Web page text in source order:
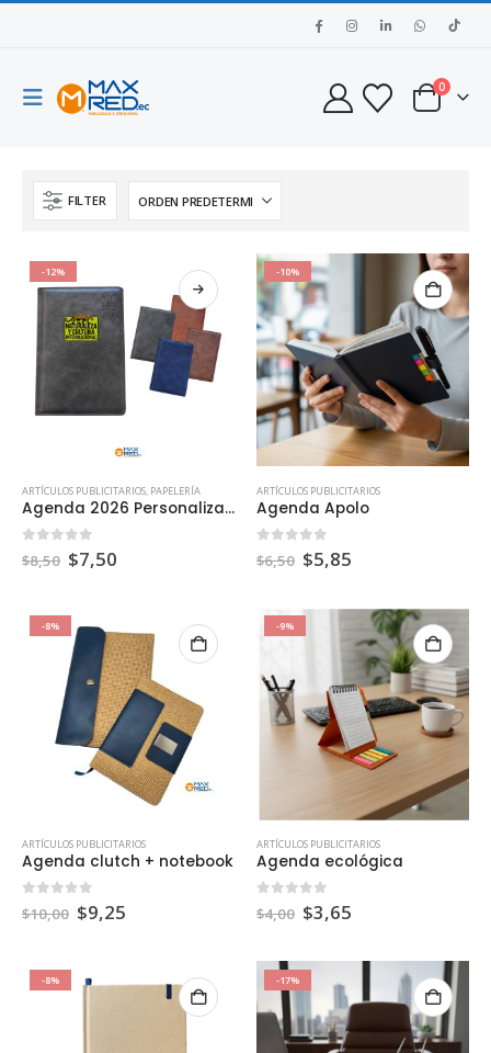
0
FILTER
-12%
ARTÍCULOS PUBLICITARIOS, PAPELERÍA
Agenda 2026 Personalizada
out of 5
$8,50 $7,50
-10%
ARTÍCULOS PUBLICITARIOS
Agenda Apolo
out of 5
$6,50 $5,85
-8%
ARTÍCULOS PUBLICITARIOS
Agenda clutch + notebook
out of 5
$10,00 $9,25
-9%
ARTÍCULOS PUBLICITARIOS
Agenda ecológica
out of 5
$4,00 $3,65
-8% -17%